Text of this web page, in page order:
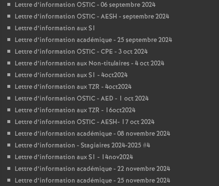
Lettre d’information OSTIC - 06 septembre 2024
Lettre d’information OSTIC - AESH - septembre 2024
Lettre d’information aux S1
Lettre d’information académique - 25 septembre 2024
Lettre d’information OSTIC - CPE - 3 oct 2024
Lettre d’information aux Non-titulaires - 4 oct 2024
Lettre d’information aux S1 - 4oct2024
Lettre d’information aux TZR - 4oct2024
Lettre d’information OSTIC - AED - 1 oct 2024
Lettre d’information aux TZR - 16oct2024
Lettre d’information OSTIC - AESH- 17 oct 2024
Lettre d’information académique - 08 novembre 2024
Lettre d’information - Stagiaires 2024-2025 #4
Lettre d’information aux S1 - 14nov2024
Lettre d’information académique - 22 novembre 2024
Lettre d’information académique - 25 novembre 2024